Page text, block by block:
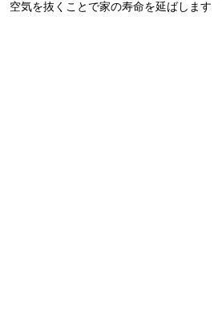
空気を抜くことで家の寿命を延ばします